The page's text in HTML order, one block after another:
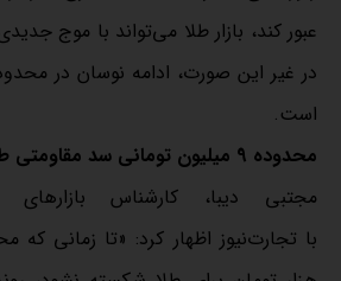
عبور کند، بازار طلا می‌تواند با موج
در غیر این صورت، ادامه نوسان در
است.
محدوده 9 میلیون تومانی سد مقاومتی طلاست
مجتبی دیبا، کارشناس